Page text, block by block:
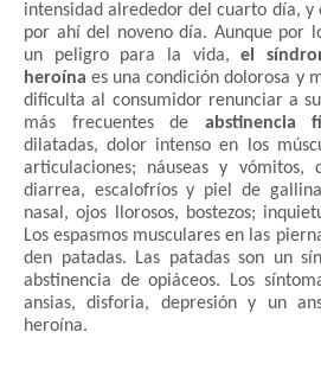
intensidad alrededor del cuarto día, y
por ahí del noveno día. Aunque por
un peligro para la vida,el
heroína es una condición dolorosa y
dificulta al consumidor renunciar a
más frecuentes de abstinencia
dilatadas, dolor intenso en los
articulaciones; náuseas y vómitos,
diarrea, escalofríos y piel de
nasal, ojos llorosos, bostezos;
Los espasmos musculares en las
den patadas. Las patadas son un
abstinencia de opiáceos. Los
ansias, disforia, depresión y un
heroína.